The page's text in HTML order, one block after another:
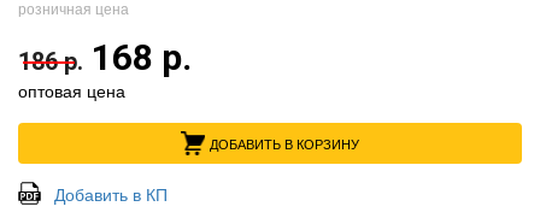
розничная цена
186 р. 168 р.
оптовая цена
ДОБАВИТЬ В КОРЗИНУ
Добавить в КП